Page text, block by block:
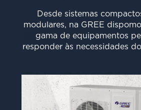
Desde sistemas
modulares, na GREE
gama de equipamentos
responder às necessidades